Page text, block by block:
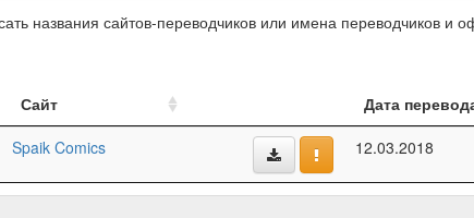
названия сайтов-переводчиков или имена переводчиков и
Сайт Дата
Spaik Comics 12.03.2018